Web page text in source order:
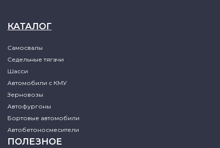
КАТАЛОГ
Самосвалы
Седельные тягачи
Шасси
Автомобили с КМУ
Зерновозы
Автофургоны
Бортовые автомобили
Автобетоносмесители
ПОЛЕЗНОЕ